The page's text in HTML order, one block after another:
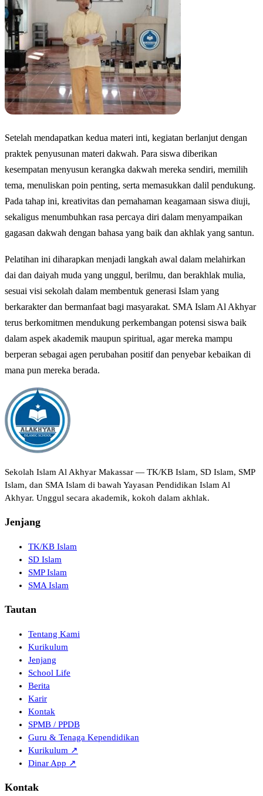
Setelah mendapatkan kedua materi inti, kegiatan berlanjut dengan
praktek penyusunan materi dakwah. Para siswa diberikan
kesempatan menyusun kerangka dakwah mereka sendiri, memilih
tema, menuliskan poin penting, serta memasukkan dalil pendukung.
Pada tahap ini, kreativitas dan pemahaman keagamaan siswa diuji,
sekaligus menumbuhkan rasa percaya diri dalam menyampaikan
gagasan dakwah dengan bahasa yang baik dan akhlak yang santun.
Pelatihan ini diharapkan menjadi langkah awal dalam melahirkan
dai dan daiyah muda yang unggul, berilmu, dan berakhlak mulia,
sesuai visi sekolah dalam membentuk generasi Islam yang
berkarakter dan bermanfaat bagi masyarakat. SMA Islam Al Akhyar
terus berkomitmen mendukung perkembangan potensi siswa baik
dalam aspek akademik maupun spiritual, agar mereka mampu
berperan sebagai agen perubahan positif dan penyebar kebaikan di
mana pun mereka berada.
Sekolah Islam Al Akhyar Makassar — TK/KB Islam, SD Islam, SMP
Islam, dan SMA Islam di bawah Yayasan Pendidikan Islam Al
Akhyar. Unggul secara akademik, kokoh dalam akhlak.
Jenjang
TK/KB Islam
SD Islam
SMP Islam
SMA Islam
Tautan
Tentang Kami
Kurikulum
Jenjang
School Life
Berita
Karir
Kontak
SPMB / PPDB
Guru & Tenaga Kependidikan
Kurikulum ↗
Dinar App ↗
Kontak